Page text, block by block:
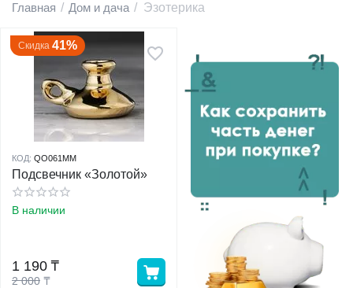
Главная / Дом и дача / Эзотерика
Скидка 41%
КОД: QO061MM
Подсвечник «Золотой»
В наличии
2 000 ₸
1 190 ₸